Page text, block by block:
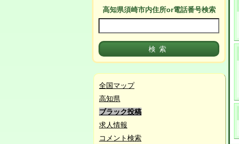
高知県須崎市内住所or電話番号検索
全国マップ
高知県
ブラック投稿
求人情報
コメント検索